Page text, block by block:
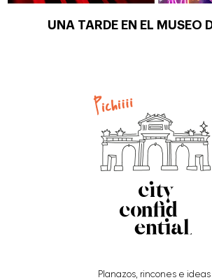
UNA TARDE EN EL MUSEO
Planazos, rincones e ideas